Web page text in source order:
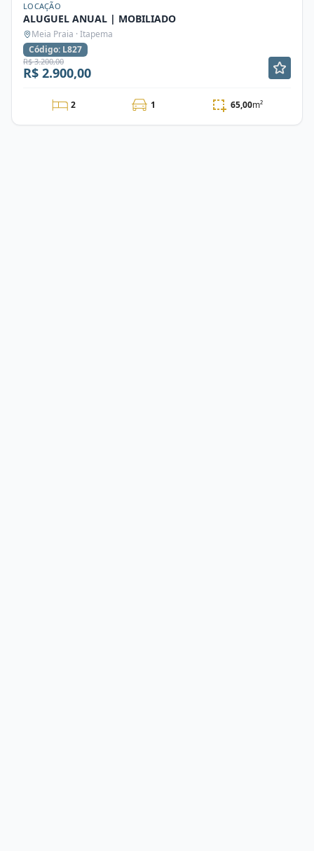
LOCAÇÃO
ALUGUEL ANUAL | MOBILIADO
Meia Praia · Itapema
Código: L827
R$ 3.200,00
R$ 2.900,00
2 1 65,00m²